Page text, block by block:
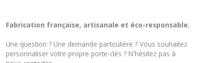
Fabrication française, artisanale et éco-responsable.
Une question ? Une demande particulière ? Vous souhaitez
personnaliser votre propre porte-clés ? N'hésitez pas à